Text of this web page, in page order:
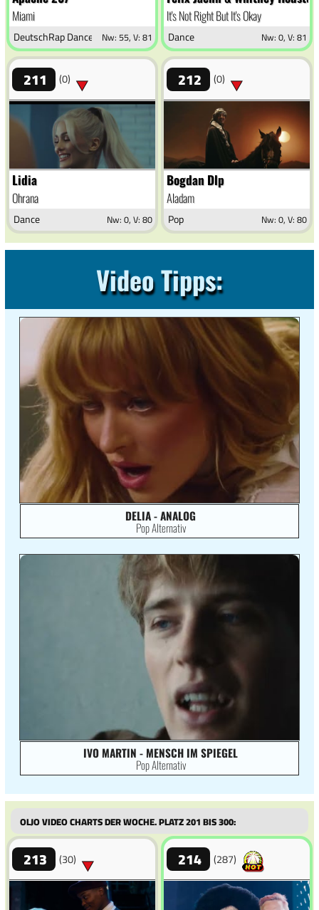
Miami
DeutschRap Dance Nw: 55, V: 81
It's Not Right But It's Okay
Dance Nw: 0, V: 81
211 (0)
Lidia
Ohrana
Dance Nw: 0, V: 80
212 (0)
Bogdan Dlp
Aladam
Pop Nw: 0, V: 80
Video Tipps:
DELIA - ANALOG
Pop Alternativ
IVO MARTIN - MENSCH IM SPIEGEL
Pop Alternativ
Oljo Video Charts der Woche. Platz 201 bis 300:
213 (30) 214 (287)